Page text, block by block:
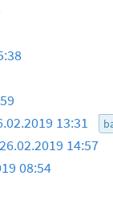
13:31
26.02.2019 14:57
08:54